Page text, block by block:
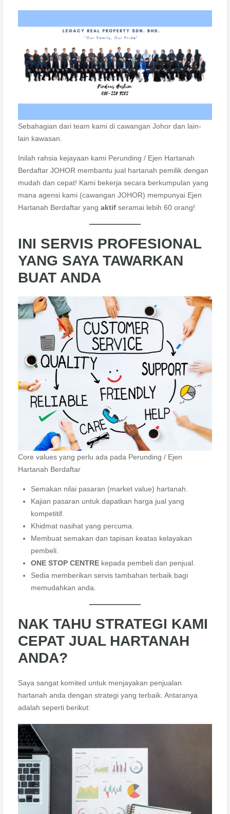
Sebahagian dari team kami di cawangan Johor dan lain-
lain kawasan.
Inilah rahsia kejayaan kami Perunding / Ejen Hartanah
Berdaftar JOHOR membantu jual hartanah pemilik dengan
mudah dan cepat! Kami bekerja secara berkumpulan yang
mana agensi kami (cawangan JOHOR) mempunyai Ejen
Hartanah Berdaftar yang aktif seramai lebih 60 orang!
INI SERVIS PROFESIONAL
YANG SAYA TAWARKAN
BUAT ANDA
Core values yang perlu ada pada Perunding / Ejen
Hartanah Berdaftar
Semakan nilai pasaran (market value) hartanah.
Kajian pasaran untuk dapatkan harga jual yang
kompetitif.
Khidmat nasihat yang percuma.
Membuat semakan dan tapisan keatas kelayakan
pembeli.
ONE STOP CENTRE kepada pembeli dan penjual.
Sedia memberikan servis tambahan terbaik bagi
memudahkan anda.
NAK TAHU STRATEGI KAMI
CEPAT JUAL HARTANAH
ANDA?
Saya sangat komited untuk menjayakan penjualan
hartanah anda dengan strategi yang terbaik. Antaranya
adalah seperti berikut: